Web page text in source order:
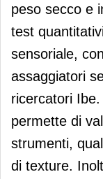
peso secco e
test
sensoriale,
assaggiatori
ricercatori
permette di
strumenti,
di texture.